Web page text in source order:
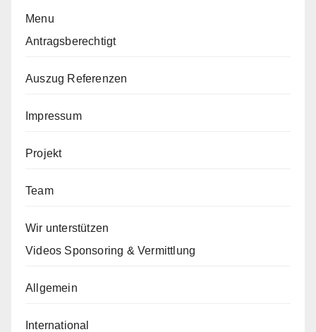
Menu
Antragsberechtigt
Auszug Referenzen
Impressum
Projekt
Team
Wir unterstützen
Videos Sponsoring & Vermittlung
Allgemein
International